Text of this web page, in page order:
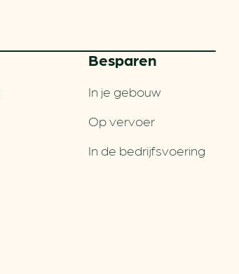
Besparen
In je gebouw
Op vervoer
In de bedrijfsvoering